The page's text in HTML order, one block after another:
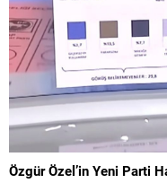
Özgür Özel’in Yeni Parti